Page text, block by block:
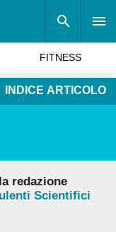
redazione
Scientifici
INDICE ARTICOLO
FITNESS